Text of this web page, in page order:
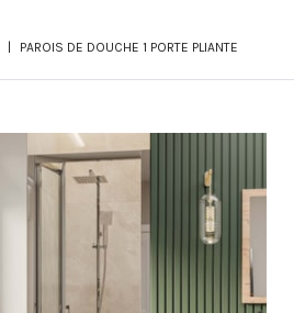
PAROIS DE DOUCHE 1 PORTE PLIANTE